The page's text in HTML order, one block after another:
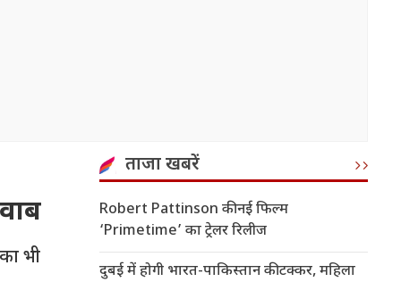
भी
ताजा खबरें
Robert Pattinson की नई फिल्म
‘Primetime’ का ट्रेलर रिलीज
दुबई में होगी भारत-पाकिस्तान की टक्कर, महिला